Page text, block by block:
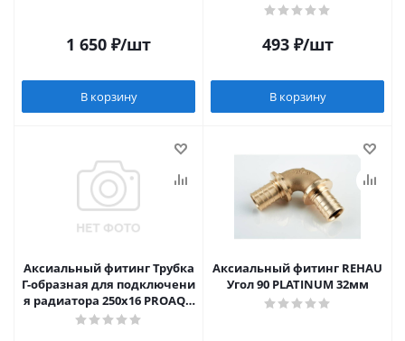
1 650 ₽/шт
В корзину
493₽/шт
В корзину
Аксиальный фитинг Трубка
Г-образная для подключени
я радиатора 250x16 PROAQU
A
Аксиальный фитинг REHAU
Угол 90 PLATINUM 32мм